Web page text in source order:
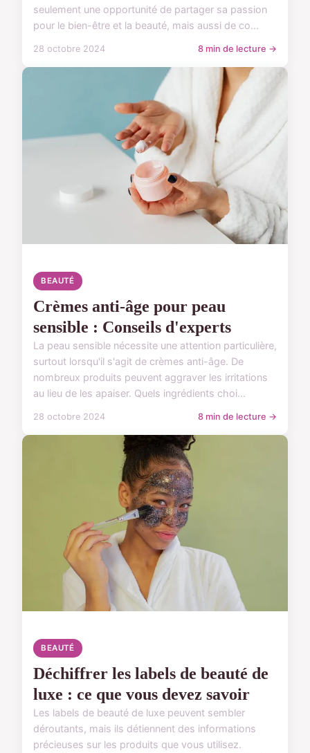
seulement une opportunité de partager sa passion
pour le bien-être et la beauté, mais aussi de co...
28 octobre 2024 8 min de lecture →
BEAUTÉ
Crèmes anti-âge pour peau
sensible : Conseils d'experts
La peau sensible nécessite une attention particulière,
surtout lorsqu'il s'agit de crèmes anti-âge. De
nombreux produits peuvent aggraver les irritations
au lieu de les apaiser. Quels ingrédients choi...
28 octobre 2024 8 min de lecture →
BEAUTÉ
Déchiffrer les labels de beauté de
luxe : ce que vous devez savoir
Les labels de beauté de luxe peuvent sembler
déroutants, mais ils détiennent des informations
précieuses sur les produits que vous utilisez.